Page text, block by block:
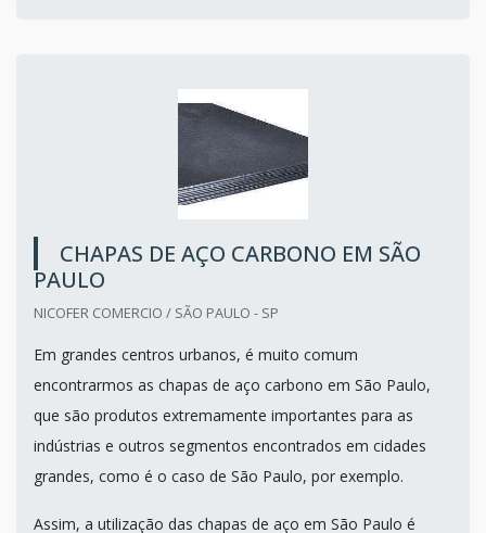
CHAPAS DE AÇO CARBONO EM SÃO
PAULO
NICOFER COMERCIO / SÃO PAULO - SP
Em grandes centros urbanos, é muito comum
encontrarmos as chapas de aço carbono em São Paulo,
que são produtos extremamente importantes para as
indústrias e outros segmentos encontrados em cidades
grandes, como é o caso de São Paulo, por exemplo.
Assim, a utilização das chapas de aço em São Paulo é